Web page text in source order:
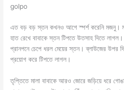
golpo
এত বড় বড় স্তন কখনও আগে স্পর্শ করেনি মজনু।
হাত রেখে বাবাকে স্তন টিপতে উতসাহ দিতে
প্রানপনে চেপে ধরল মেয়ের স্তন। ব্লাউজের উপর
প্রয়োগ করে টিপতে লাগল।
তৃপ্তিতে মালা বাবাকে আরও জোরে জড়িয়ে ধরে